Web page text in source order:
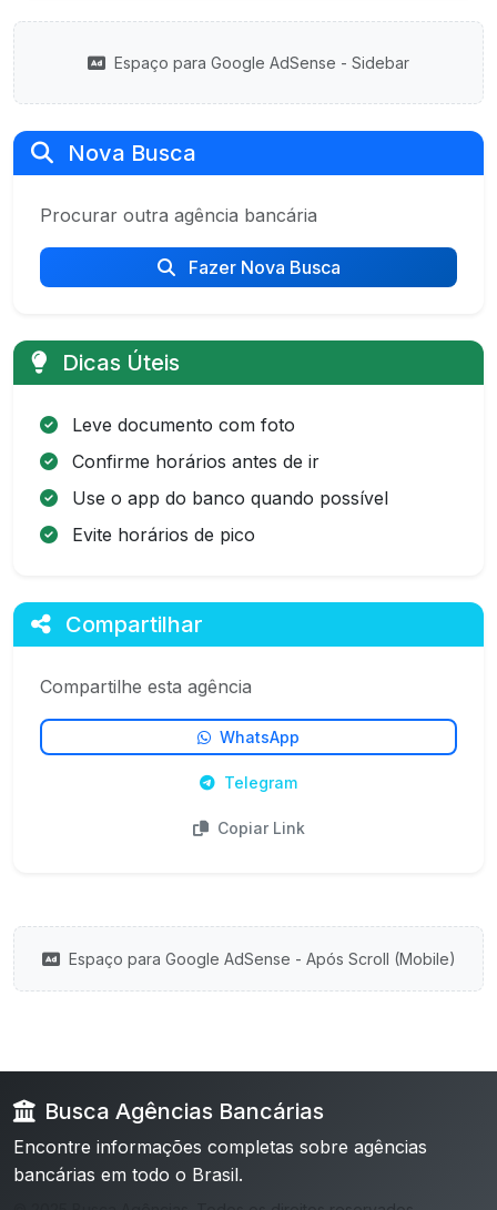
Espaço para Google AdSense - Sidebar
Nova Busca
Procurar outra agência bancária
Fazer Nova Busca
Dicas Úteis
Leve documento com foto
Confirme horários antes de ir
Use o app do banco quando possível
Evite horários de pico
Compartilhar
Compartilhe esta agência
WhatsApp
Telegram
Copiar Link
Espaço para Google AdSense - Após Scroll (Mobile)
Busca Agências Bancárias
Encontre informações completas sobre agências
bancárias em todo o Brasil.